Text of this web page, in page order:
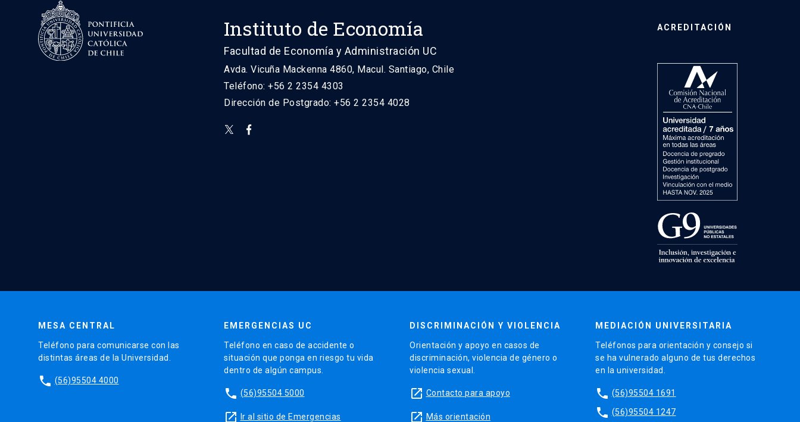
Instituto de Economía
Facultad de Economía y Administración UC
Avda. Vicuña Mackenna 4860, Macul. Santiago, Chile
Teléfono: +56 2 2354 4303
Dirección de Postgrado: +56 2 2354 4028
ACREDITACIÓN
MESA CENTRAL
Teléfono para comunicarse con las
distintas áreas de la Universidad.
phone (56)95504 4000
EMERGENCIAS UC
Teléfono en caso de accidente o
situación que ponga en riesgo tu vida
dentro de algún campus.
phone (56)95504 5000
launch Ir al sitio de Emergencias
DISCRIMINACIÓN Y VIOLENCIA
Orientación y apoyo en casos de
discriminación, violencia de género o
violencia sexual.
launch Contacto para apoyo
launch Más orientación
MEDIACIÓN UNIVERSITARIA
Teléfonos para orientación y consejo si
se ha vulnerado alguno de tus derechos
en la universidad.
phone (56)95504 1691
phone (56)95504 1247